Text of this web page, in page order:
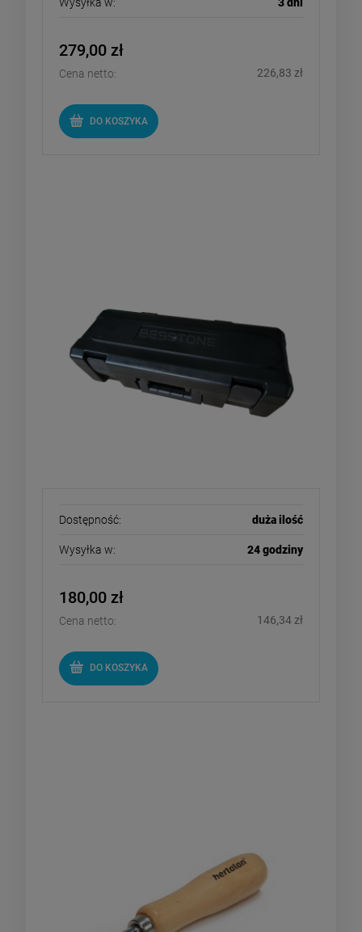
Wysyłka w: 3 dni
279,00 zł
Cena netto: 226,83 zł
DO KOSZYKA
Dostępność: duża ilość
Wysyłka w: 24 godziny
180,00 zł
Cena netto: 146,34 zł
DO KOSZYKA